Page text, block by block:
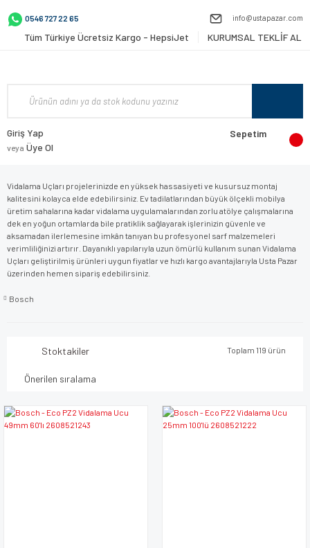
0546 727 22 65 info@ustapazar.com
Tüm Türkiye Ücretsiz Kargo - HepsiJet KURUMSAL TEKLİF AL
Giriş Yap
veya Üye Ol
Sepetim
Vidalama Uçları projelerinizde en yüksek hassasiyeti ve kusursuz montaj
kalitesini kolayca elde edebilirsiniz. Ev tadilatlarından büyük ölçekli mobilya
üretim sahalarına kadar vidalama uygulamalarından zorlu atölye çalışmalarına
dek en yoğun ortamlarda bile pratiklik sağlayarak işlerinizin güvenle ve
aksamadan ilerlemesine imkân tanıyan bu profesyonel sarf malzemeleri
verimliliğinizi artırır. Dayanıklı yapılarıyla uzun ömürlü kullanım sunan Vidalama
Uçları geliştirilmiş ürünleri uygun fiyatlar ve hızlı kargo avantajlarıyla Usta Pazar
üzerinden hemen sipariş edebilirsiniz.
Bosch
Stoktakiler Toplam 119 ürün